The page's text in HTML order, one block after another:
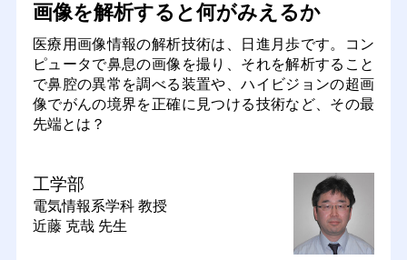
画像を解析すると何がみえるか
医療用画像情報の解析技術は、日進月歩です。コン
ピュータで鼻息の画像を撮り、それを解析すること
で鼻腔の異常を調べる装置や、ハイビジョンの超画
像でがんの境界を正確に見つける技術など、その最
先端とは？
工学部
電気情報系学科 教授
近藤 克哉 先生